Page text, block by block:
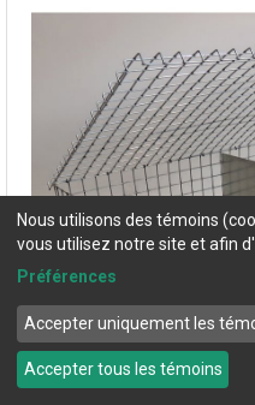
Nous utilisons des témoins
vous utilisez notre site et afin
Préférences
Accepter uniquement les
Accepter tous les témoins